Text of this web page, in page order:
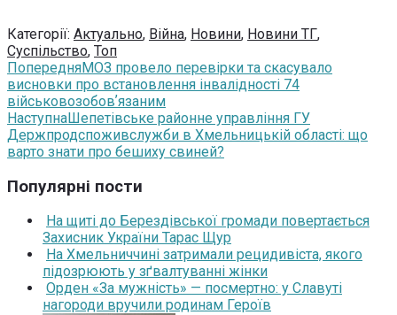
Категорії: Актуально, Війна, Новини, Новини ТГ,
Суспільство, Топ
ПопередняМОЗ провело перевірки та скасувало
висновки про встановлення інвалідності 74
військовозобовʼязаним
НаступнаШепетівське районне управління ГУ
Держпродспоживслужби в Хмельницькій області: що
варто знати про бешиху свиней?
Популярні пости
На щиті до Берездівської громади повертається
Захисник України Тарас Щур
На Хмельниччині затримали рецидивіста, якого
підозрюють у зґвалтуванні жінки
Орден «За мужність» — посмертно: у Славуті
нагороди вручили родинам Героїв